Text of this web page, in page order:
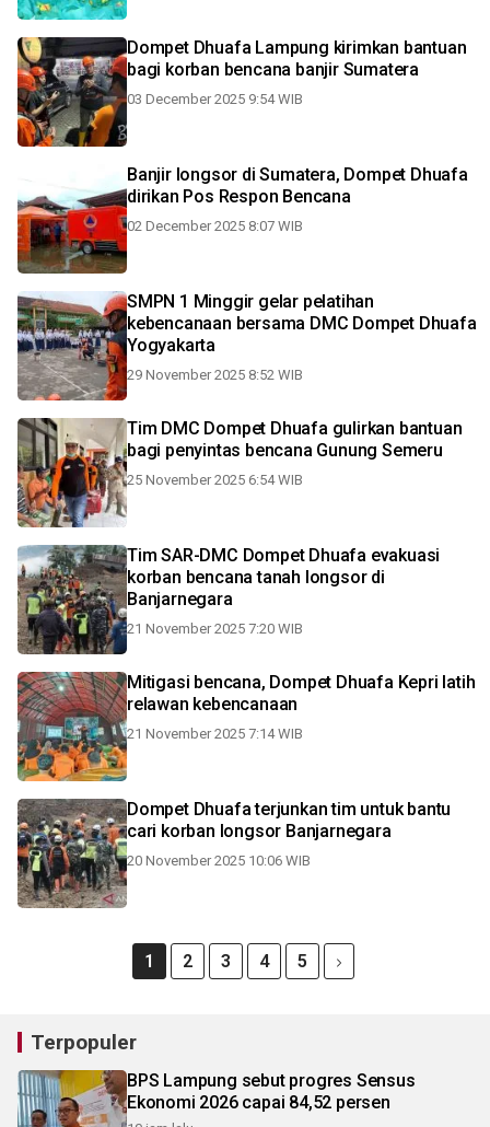
Dompet Dhuafa Lampung kirimkan bantuan
bagi korban bencana banjir Sumatera
03 December 2025 9:54 WIB
Banjir longsor di Sumatera, Dompet Dhuafa
dirikan Pos Respon Bencana
02 December 2025 8:07 WIB
SMPN 1 Minggir gelar pelatihan
kebencanaan bersama DMC Dompet Dhuafa
Yogyakarta
29 November 2025 8:52 WIB
Tim DMC Dompet Dhuafa gulirkan bantuan
bagi penyintas bencana Gunung Semeru
25 November 2025 6:54 WIB
Tim SAR-DMC Dompet Dhuafa evakuasi
korban bencana tanah longsor di
Banjarnegara
21 November 2025 7:20 WIB
Mitigasi bencana, Dompet Dhuafa Kepri latih
relawan kebencanaan
21 November 2025 7:14 WIB
Dompet Dhuafa terjunkan tim untuk bantu
cari korban longsor Banjarnegara
20 November 2025 10:06 WIB
1 2 3 4 5
Terpopuler
BPS Lampung sebut progres Sensus
Ekonomi 2026 capai 84,52 persen